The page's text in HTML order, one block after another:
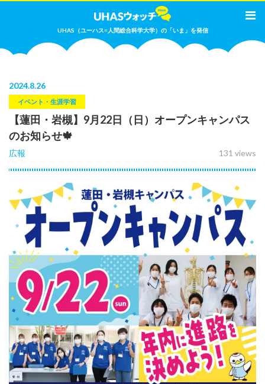
UHAS（ユーハス=人間総合科学大学）の「いま」を発信
2024.8.26
イベント・生涯学習
【蓮田・岩槻】9月22日（日）オープンキャンパス
のお知らせ🍁
131 views
広報